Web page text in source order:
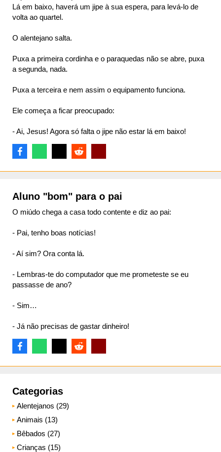
Lá em baixo, haverá um jipe à sua espera, para levá-lo de
volta ao quartel.
O alentejano salta.
Puxa a primeira cordinha e o paraquedas não se abre, puxa
a segunda, nada.
Puxa a terceira e nem assim o equipamento funciona.
Ele começa a ficar preocupado:
- Ai, Jesus! Agora só falta o jipe não estar lá em baixo!
Aluno "bom" para o pai
O miúdo chega a casa todo contente e diz ao pai:
- Pai, tenho boas notícias!
- Aí sim? Ora conta lá.
- Lembras-te do computador que me prometeste se eu
passasse de ano?
- Sim…
- Já não precisas de gastar dinheiro!
Categorias
Alentejanos (29)
Animais (13)
Bêbados (27)
Crianças (15)